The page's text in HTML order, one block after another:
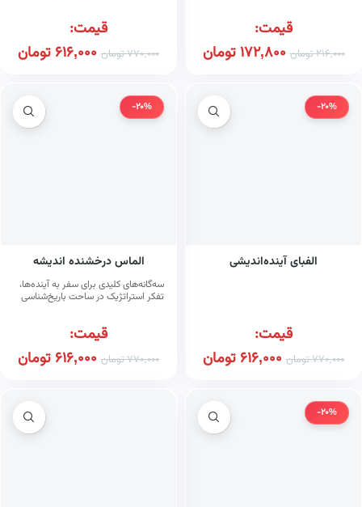
قیمت:
216,000تومان 172,800تومان
قیمت:
770,000تومان 616,000 تومان
-20%
الفبای آینده‌اندیشی
قیمت:
770,000تومان 616,000 تومان
-20%
الماس درخشنده اندیشه
سه‌گانه‌های کلیدی برای سفر به آینده‌ها،
تفکر استراتژیک در ساحت باریخ‌شناسی
قیمت:
770,000تومان 616,000 تومان
-20%